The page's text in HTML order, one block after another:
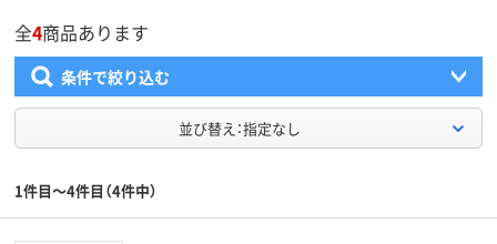
全4商品あります
条件で絞り込む
並び替え：指定なし
1件目～4件目（4件中）